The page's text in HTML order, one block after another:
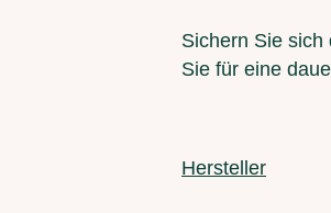
Sichern Sie sich
Sie für eine
Hersteller